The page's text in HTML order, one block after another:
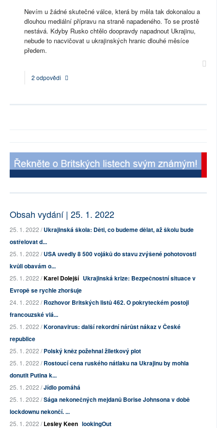
Nevím u žádné skutečné válce, která by měla tak dokonalou a
dlouhou mediální přípravu na straně napadeného. To se prostě
nestává. Kdyby Rusko chtělo doopravdy napadnout Ukrajinu,
nebude to nacvičovat u ukrajinských hranic dlouhé měsíce
předem.
2 odpovědi
Obsah vydání | 25. 1. 2022
25. 1. 2022 /Ukrajinská škola: Děti, co budeme dělat, až školu bude
ostřelovat d...
25. 1. 2022 /USA uvedly 8 500 vojáků do stavu zvýšené pohotovosti
kvůli obavám o...
25. 1. 2022 /Karel Dolejší Ukrajinská krize: Bezpečnostní situace v
Evropě se rychle zhoršuje
24. 1. 2022 /Rozhovor Britských listů 462. O pokryteckém postoji
francouzské vlá...
25. 1. 2022 /Koronavirus: další rekordní nárůst nákaz v České
republice
25. 1. 2022 /Polský kněz požehnal žiletkový plot
25. 1. 2022 /Rostoucí cena ruského nátlaku na Ukrajinu by mohla
donutit Putina k...
25. 1. 2022 /Jídlo pomáhá
25. 1. 2022 /Sága nekonečných mejdanů Borise Johnsona v době
lockdownu nekončí. ...
25. 1. 2022 /Lesley Keen lookingOut